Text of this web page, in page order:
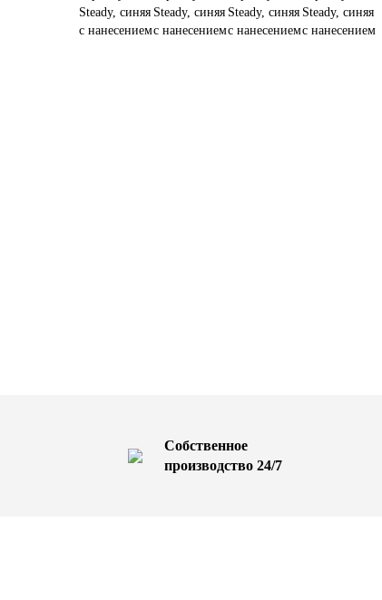
Собственное
производство 24/7